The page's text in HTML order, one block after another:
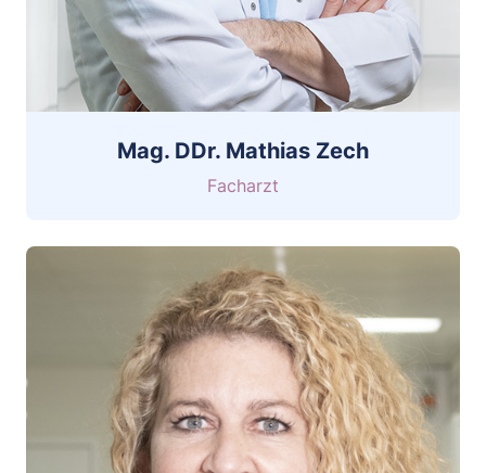
Mag. DDr. Mathias Zech
Facharzt
CV